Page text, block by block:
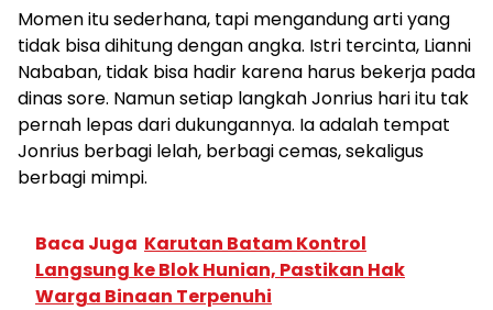
Momen itu sederhana, tapi mengandung arti yang
tidak bisa dihitung dengan angka. Istri tercinta, Lianni
Nababan, tidak bisa hadir karena harus bekerja pada
dinas sore. Namun setiap langkah Jonrius hari itu tak
pernah lepas dari dukungannya. Ia adalah tempat
Jonrius berbagi lelah, berbagi cemas, sekaligus
berbagi mimpi.
Baca Juga Karutan Batam Kontrol
Langsung ke Blok Hunian, Pastikan Hak
Warga Binaan Terpenuhi